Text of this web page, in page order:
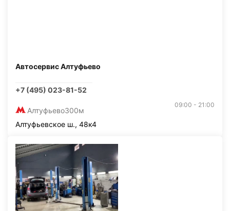
Автосервис Алтуфьево
+7 (495) 023-81-52
Алтуфьево300м
09:00 - 21:00
Алтуфьевское ш., 48к4